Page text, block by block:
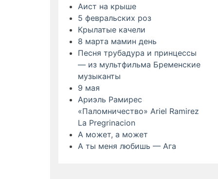
Аист на крыше
5 февральских роз
Крылатые качели
8 марта мамин день
Песня трубадура и принцессы
— из мультфильма Бременские
музыканты
9 мая
Ариэль Рамирес
«Паломничество» Ariel Ramirez
La Pregrinacion
А может, а может
А ты меня любишь — Ага